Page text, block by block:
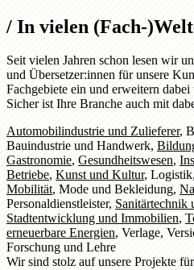
/In vielen (Fach-
Seit vielen Jahren schon lesen wir
und Übersetzer:innen für unsere
Fachgebiete ein und erweitern
Sicher ist Ihre Branche auch mit
Automobilindustrie und Zulieferer,
Bauindustrie und Handwerk,
Gastronomie,Gesundheitswesen,
Betriebe,Kunst und Kultur,Logistik
Mobilität,Mode und Bekleidung,
Personaldienstleister,Sanitärtechnik
Stadtentwicklung und Immobilien,
erneuerbare Energien,Verlage,
Forschung und Lehre
Wir sind stolz auf unsere Projekte für